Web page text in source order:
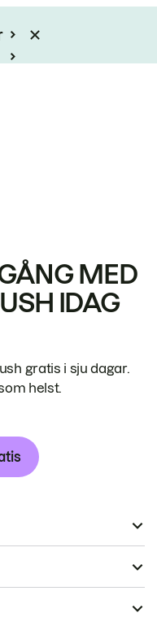
MED
IDAG
gratis i sju dagar.
helst.